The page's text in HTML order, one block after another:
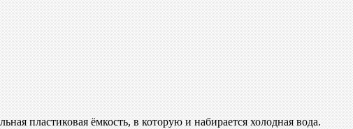
пластиковая ёмкость, в которую и набирается холодная вода.